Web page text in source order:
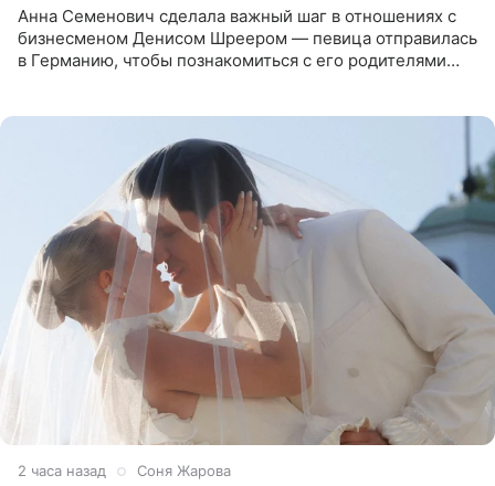
Анна Семенович сделала важный шаг в отношениях с
бизнесменом Денисом Шреером — певица отправилась
в Германию, чтобы познакомиться с его родителями
2 часа назад Соня Жарова